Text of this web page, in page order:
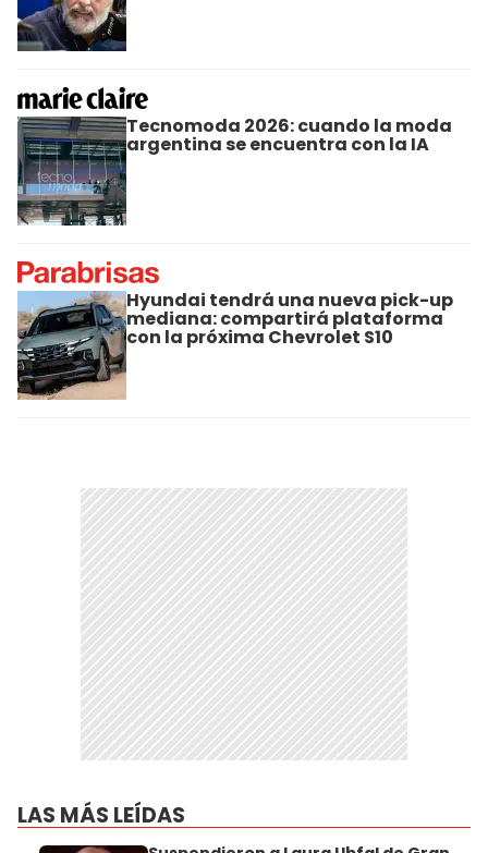
Tecnomoda 2026: cuando la moda
argentina se encuentra con la IA
Hyundai tendrá una nueva pick-up
mediana: compartirá plataforma
con la próxima Chevrolet S10
LAS MÁS LEÍDAS